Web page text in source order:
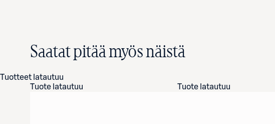
Saatat pitää myös näistä
Tuotteet latautuu
Tuote latautuu
Tuote latautuu